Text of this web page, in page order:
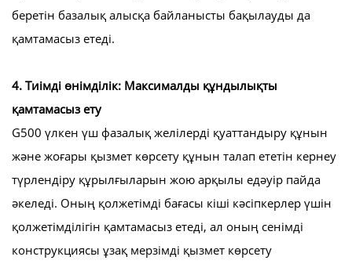
беретін базалық алысқа байланысты бақылауды да
қамтамасыз етеді.
4. Тиімді өнімділік: Максималды құндылықты
қамтамасыз ету
G500 үлкен үш фазалық желілерді қуаттандыру құнын
және жоғары қызмет көрсету құнын талап ететін кернеу
түрлендіру құрылғыларын жою арқылы едәуір пайда
әкеледі. Оның қолжетімді бағасы кіші кәсіпкерлер үшін
қолжетімділігін қамтамасыз етеді, ал оның сенімді
конструкциясы ұзақ мерзімді қызмет көрсету